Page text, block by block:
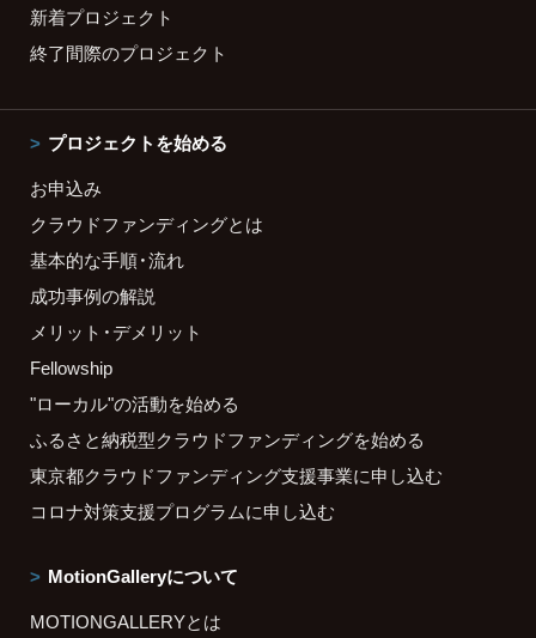
新着プロジェクト
終了間際のプロジェクト
プロジェクトを始める
お申込み
クラウドファンディングとは
基本的な手順・流れ
成功事例の解説
メリット・デメリット
Fellowship
"ローカル"の活動を始める
ふるさと納税型クラウドファンディングを始める
東京都クラウドファンディング支援事業に申し込む
コロナ対策支援プログラムに申し込む
MotionGalleryについて
MOTIONGALLERYとは